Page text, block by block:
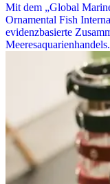
Mit dem „Global
Ornamental Fish
evidenzbasierte
Meeresaquarienhandels.